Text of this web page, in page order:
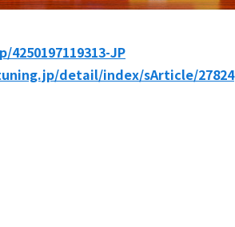
JP
detail/index/sArticle/27824